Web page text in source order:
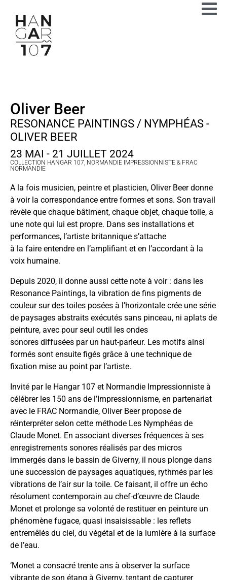
Oliver Beer
RESONANCE PAINTINGS / NYMPHÉAS -
OLIVER BEER
23 MAI - 21 JUILLET 2024
COLLECTION HANGAR 107, NORMANDIE IMPRESSIONNISTE & FRAC
NORMANDIE
A la fois musicien, peintre et plasticien, Oliver Beer donne
à voir la correspondance entre formes et sons. Son travail
révèle que chaque bâtiment, chaque objet, chaque toile, a
une note qui lui est propre. Dans ses installations et
performances, l’artiste britannique s’attache
à la faire entendre en l’amplifiant et en l’accordant à la
voix humaine.
Depuis 2020, il donne aussi cette note à voir : dans les
Resonance Paintings, la vibration de fins pigments de
couleur sur des toiles posées à l’horizontale crée une série
de paysages abstraits exécutés sans pinceau, ni aplats de
peinture, avec pour seul outil les ondes
sonores diffusées par un haut-parleur. Les motifs ainsi
formés sont ensuite figés grâce à une technique de
fixation mise au point par l’artiste.
Invité par le Hangar 107 et Normandie Impressionniste à
célébrer les 150 ans de l’Impressionnisme, en partenariat
avec le FRAC Normandie, Oliver Beer propose de
réinterpréter selon cette méthode Les Nymphéas de
Claude Monet. En associant diverses fréquences à ses
enregistrements sonores réalisés par des micros
immergés dans le bassin de Giverny, il nous plonge dans
une succession de paysages aquatiques, rythmés par les
vibrations de l’air sur la toile. Ce faisant, il offre un écho
résolument contemporain au chef-d’œuvre de Claude
Monet et prolonge sa volonté de restituer en peinture un
phénomène fugace, quasi insaisissable : les reflets
entremêlés du ciel, du végétal et de la lumière à la surface
de l’eau.
‘Monet a consacré trente ans à observer la surface
vibrante de son étang à Giverny, tentant de capturer